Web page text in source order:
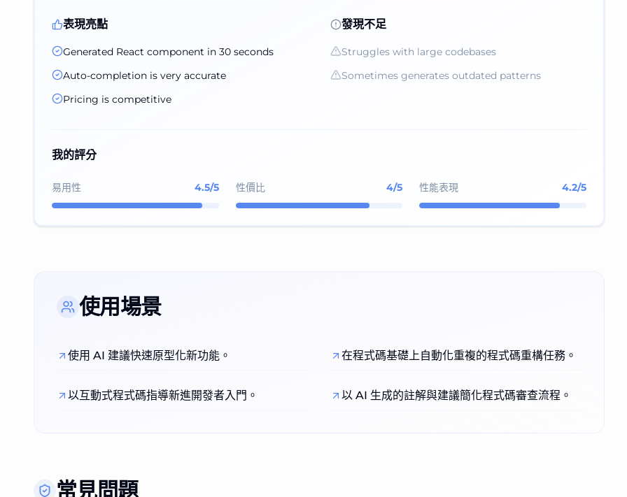
表現亮點
Generated React component in 30 seconds
Auto-completion is very accurate
Pricing is competitive
發現不足
Struggles with large codebases
Sometimes generates outdated patterns
我的評分
易用性 4.5/5 性價比 4/5 性能表現 4.2/5
使用場景
使用 AI 建議快速原型化新功能。 在程式碼基礎上自動化重複的程式碼重構任務。
以互動式程式碼指導新進開發者入門。 以 AI 生成的註解與建議簡化程式碼審查流程。
常見問題